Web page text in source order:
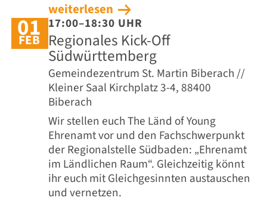
weiterlesen
01
FEB
17:00–18:30 UHR
Regionales Kick-Off
Südwürttemberg
Gemeindezentrum St. Martin Biberach //
Kleiner Saal Kirchplatz 3-4, 88400
Biberach
Wir stellen euch The Länd of Young
Ehrenamt vor und den Fachschwerpunkt
der Regionalstelle Südbaden: „Ehrenamt
im Ländlichen Raum“. Gleichzeitig könnt
ihr euch mit Gleichgesinnten austauschen
und vernetzen.